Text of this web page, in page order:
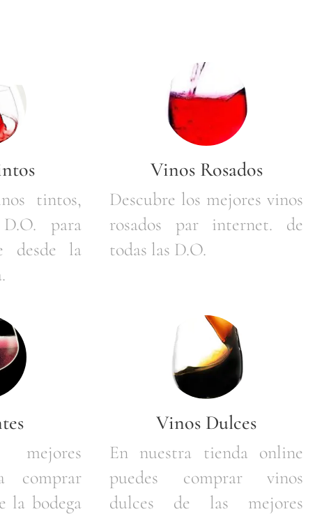
tintos,
para
desde la
Vinos Rosados
Descubre los mejores vinos
rosados par internet. de
todas las D.O.
mejores
comprar
la bodega
Vinos Dulces
En nuestra tienda online
puedes comprar vinos
dulces de las mejores